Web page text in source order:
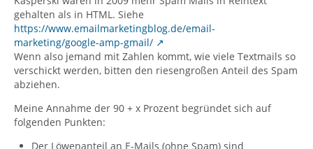
gehalten als in HTML. Siehe
https://www.emailmarketingblog.de/email-
marketing/google-amp-gmail/
Wenn also jemand mit Zahlen kommt, wie viele Textmails so
verschickt werden, bitten den riesengroßen Anteil des Spam
abziehen.
Meine Annahme der 90 + x Prozent begründet sich auf
folgenden Punkten:
Der Löwenanteil an E-Mails (ohne Spam) sind